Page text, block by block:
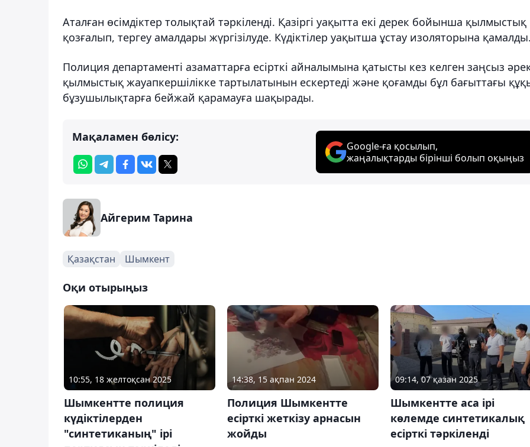
Аталған өсімдіктер толықтай тәркіленді. Қазіргі уақытта екі дерек бойынша қылмыстық
қозғалып, тергеу амалдары жүргізілуде. Күдіктілер уақытша ұстау изоляторына
Полиция департаменті азаматтарға есірткі айналымына қатысты кез келген заңсыз
қылмыстық жауапкершілікке тартылатынын ескертеді және қоғамды бұл бағыттағы
бұзушылықтарға бейжай қарамауға шақырады.
Мақаламен бөлісу:
Google-ға қосылып,
жаңалықтарды бірінші болып оқыңыз
Айгерим Тарина
Қазақстан Шымкент
Оқи отырыңыз
10:55, 18 желтоқсан 2025
Шымкентте полиция
күдіктілерден
"синтетиканың" ірі
14:38, 15 ақпан 2024
Полиция Шымкентте
есірткі жеткізу арнасын
жойды
09:14, 07 қазан 2025
Шымкентте аса ірі
көлемде синтетикалық
есірткі тәркіленді